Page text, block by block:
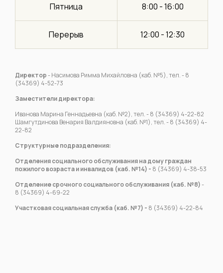
Пятница 8:00 - 16:00
Перерыв 12:00 - 12:30
Директор- Насимова Римма Михайловна (каб. №5), тел. - 8
(34369) 4-52-73
Заместители директора:
Иванова Марина Геннадьевна (каб. №2), тел. - 8 (34369) 4-22-82
Шамгутдинова Венария Валдияновна (каб. №1), тел. - 8 (34369) 4-
22-82
Структурные подразделения:
Отделения социального обслуживания на дому граждан
пожилого возраста и инвалидов (каб. №14) - 8 (34369) 4-38-53
Отделение срочного социального обслуживания (каб. №8)-
8 (34369) 4-69-22
Участковая социальная служба (каб. №7) - 8 (34369) 4-22-84